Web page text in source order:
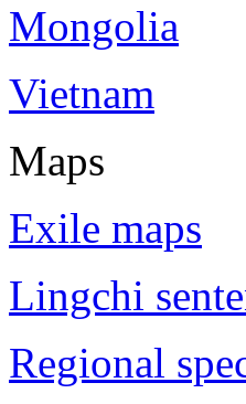
Mongolia
Vietnam
Maps
Exile maps
Lingchi
Regional